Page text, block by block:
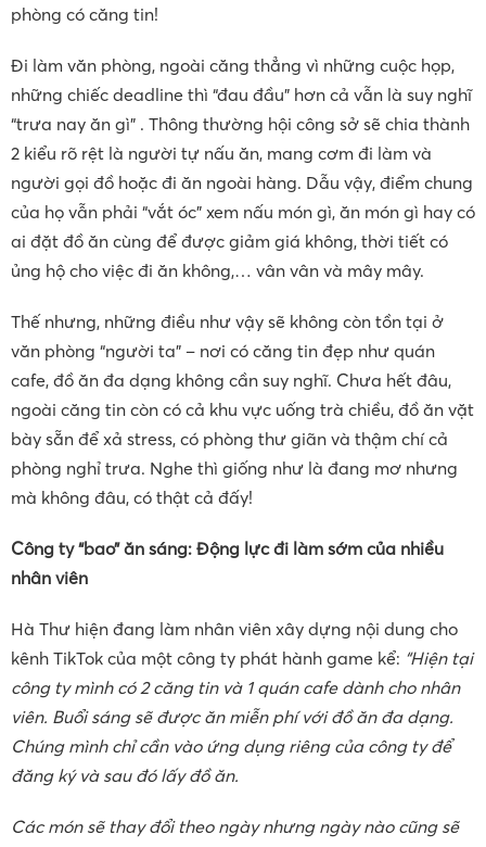
phòng có căng tin!
Đi làm văn phòng, ngoài căng thẳng vì những cuộc họp,
những chiếc deadline thì “đau đầu” hơn cả vẫn là suy nghĩ
“trưa nay ăn gì” . Thông thường hội công sở sẽ chia thành
2 kiểu rõ rệt là người tự nấu ăn, mang cơm đi làm và
người gọi đồ hoặc đi ăn ngoài hàng. Dẫu vậy, điểm chung
của họ vẫn phải “vắt óc” xem nấu món gì, ăn món gì hay có
ai đặt đồ ăn cùng để được giảm giá không, thời tiết có
ủng hộ cho việc đi ăn không,… vân vân và mây mây.
Thế nhưng, những điều như vậy sẽ không còn tồn tại ở
văn phòng “người ta” – nơi có căng tin đẹp như quán
cafe, đồ ăn đa dạng không cần suy nghĩ. Chưa hết đâu,
ngoài căng tin còn có cả khu vực uống trà chiều, đồ ăn vặt
bày sẵn để xả stress, có phòng thư giãn và thậm chí cả
phòng nghỉ trưa. Nghe thì giống như là đang mơ nhưng
mà không đâu, có thật cả đấy!
Công ty “bao” ăn sáng: Động lực đi làm sớm của nhiều
nhân viên
Hà Thư hiện đang làm nhân viên xây dựng nội dung cho
kênh TikTok của một công ty phát hành game kể: “Hiện tại
công ty mình có 2 căng tin và 1 quán cafe dành cho nhân
viên. Buổi sáng sẽ được ăn miễn phí với đồ ăn đa dạng.
Chúng mình chỉ cần vào ứng dụng riêng của công ty để
đăng ký và sau đó lấy đồ ăn.
Các món sẽ thay đổi theo ngày nhưng ngày nào cũng sẽ